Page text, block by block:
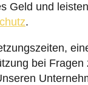
Geld und
.
bei Fragen